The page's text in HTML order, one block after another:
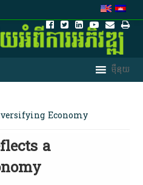
Economy
a